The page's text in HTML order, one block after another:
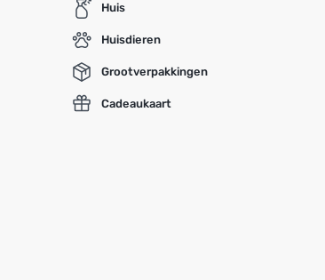
Huis
Huisdieren
Grootverpakkingen
Cadeaukaart